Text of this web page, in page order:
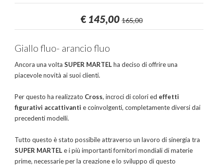
€ 145,00 165,00
Giallo fluo- arancio fluo
Ancora una volta SUPER MARTELha deciso di offrire una
piacevole novità ai suoi clienti.
Per questo ha realizzato Cross, incroci di colori ed effetti
figurativi accattivanti e coinvolgenti, completamente diversi dai
precedenti modelli.
Tutto questo è stato possibile attraverso un lavoro di sinergia tra
SUPER MARTELe i più importanti fornitori mondiali di materie
prime, necessarie per la creazione e lo sviluppo di questo